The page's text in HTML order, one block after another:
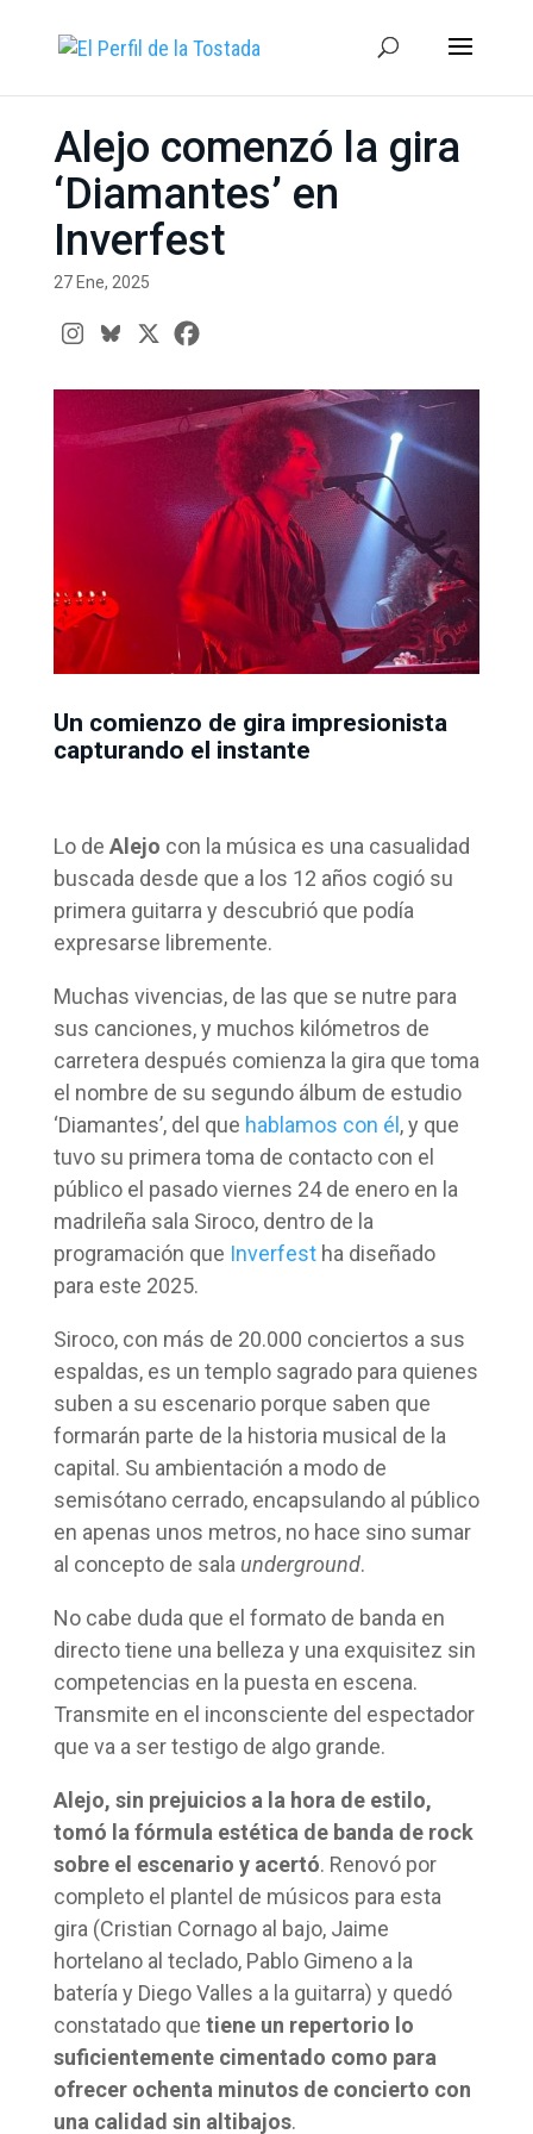
Alejo comenzó la gira
‘Diamantes’ en
Inverfest
27 Ene, 2025
Un comienzo de gira impresionista
capturando el instante
Lo de Alejo con la música es una casualidad
buscada desde que a los 12 años cogió su
primera guitarra y descubrió que podía
expresarse libremente.
Muchas vivencias, de las que se nutre para
sus canciones, y muchos kilómetros de
carretera después comienza la gira que toma
el nombre de su segundo álbum de estudio
‘Diamantes’, del que hablamos con él, y que
tuvo su primera toma de contacto con el
público el pasado viernes 24 de enero en la
madrileña sala Siroco, dentro de la
programación que Inverfestha diseñado
para este 2025.
Siroco, con más de 20.000 conciertos a sus
espaldas, es un templo sagrado para quienes
suben a su escenario porque saben que
formarán parte de la historia musical de la
capital. Su ambientación a modo de
semisótano cerrado, encapsulando al público
en apenas unos metros, no hace sino sumar
al concepto de sala underground.
No cabe duda que el formato de banda en
directo tiene una belleza y una exquisitez sin
competencias en la puesta en escena.
Transmite en el inconsciente del espectador
que va a ser testigo de algo grande.
Alejo, sin prejuicios a la hora de estilo,
tomó la fórmula estética de banda de rock
sobre el escenario y acertó. Renovó por
completo el plantel de músicos para esta
gira (Cristian Cornago al bajo, Jaime
hortelano al teclado, Pablo Gimeno a la
batería y Diego Valles a la guitarra) y quedó
constatado que tiene un repertorio lo
suficientemente cimentado como para
ofrecer ochenta minutos de concierto con
una calidad sin altibajos.